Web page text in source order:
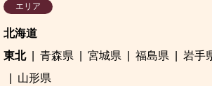
エリア
北海道
東北
青森県 宮城県 福島県 岩手
山形県